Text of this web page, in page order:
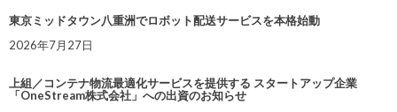
東京ミッドタウン八重洲でロボット配送サービスを本格始動
2026年7月27日
上組／コンテナ物流最適化サービスを提供する スタートアップ企業
「OneStream株式会社」への出資のお知らせ